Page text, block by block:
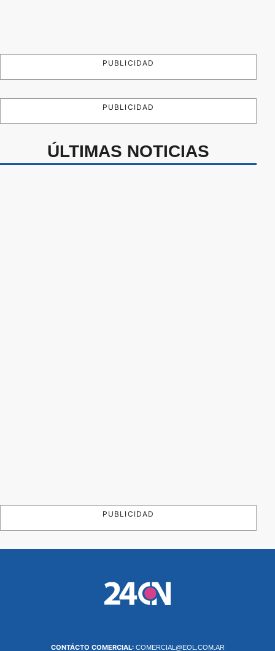
PUBLICIDAD
PUBLICIDAD
ÚLTIMAS NOTICIAS
PUBLICIDAD
CONTÁCTO COMERCIAL: COMERCIAL@EOL.COM.AR